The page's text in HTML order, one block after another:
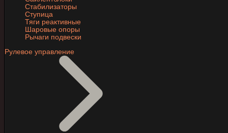
Стабилизаторы
Ступица
Тяги реактивные
Шаровые опоры
Рычаги подвески
Рулевое управление